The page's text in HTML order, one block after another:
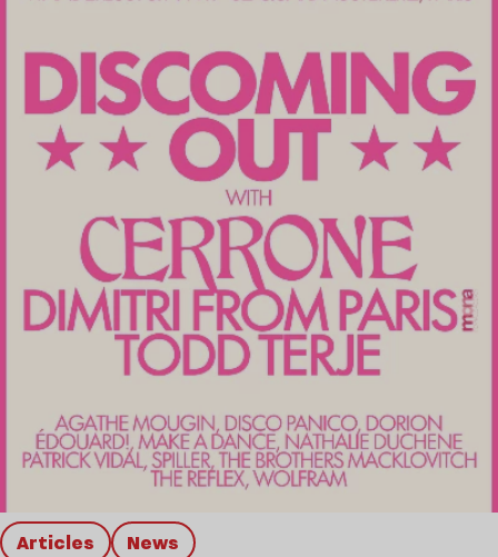
Articles news